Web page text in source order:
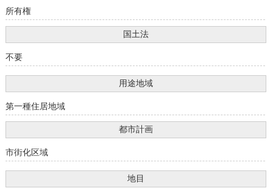
所有権
国土法
不要
用途地域
第一種住居地域
都市計画
市街化区域
地目